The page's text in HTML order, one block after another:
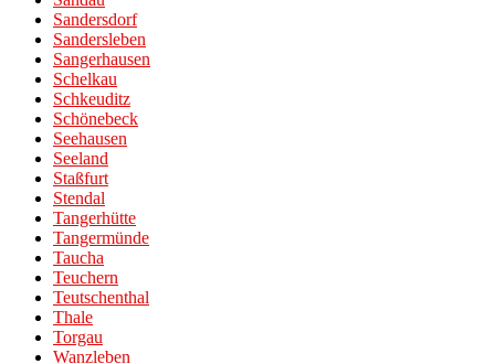
Sandersdorf
Sandersleben
Sangerhausen
Schelkau
Schkeuditz
Schönebeck
Seehausen
Seeland
Staßfurt
Stendal
Tangerhütte
Tangermünde
Taucha
Teuchern
Teutschenthal
Thale
Torgau
Wanzleben